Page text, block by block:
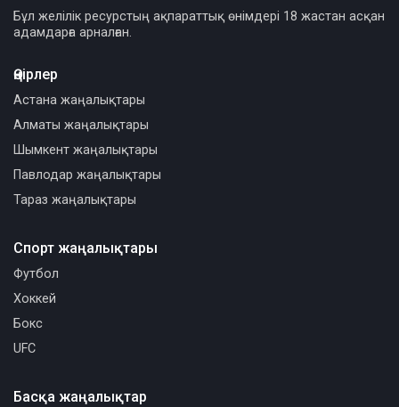
Бұл желілік ресурстың ақпараттық өнімдері 18 жастан асқан
адамдарға арналған.
Өңірлер
Астана жаңалықтары
Алматы жаңалықтары
Шымкент жаңалықтары
Павлодар жаңалықтары
Тараз жаңалықтары
Спорт жаңалықтары
Футбол
Хоккей
Бокс
UFC
Басқа жаңалықтар